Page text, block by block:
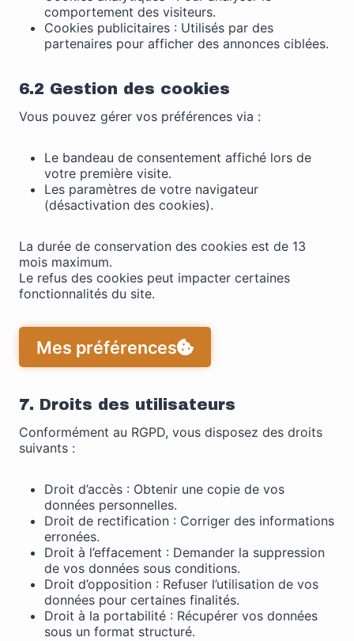
comportement des visiteurs.
Cookies publicitaires : Utilisés par des
partenaires pour afficher des annonces ciblées.
6.2 Gestion des cookies
Vous pouvez gérer vos préférences via :
Le bandeau de consentement affiché lors de
votre première visite.
Les paramètres de votre navigateur
(désactivation des cookies).
La durée de conservation des cookies est de 13
mois maximum.
Le refus des cookies peut impacter certaines
fonctionnalités du site.
Mes préférences
7. Droits des utilisateurs
Conformément au RGPD, vous disposez des droits
suivants :
Droit d’accès : Obtenir une copie de vos
données personnelles.
Droit de rectification : Corriger des informations
erronées.
Droit à l’effacement : Demander la suppression
de vos données sous conditions.
Droit d’opposition : Refuser l’utilisation de vos
données pour certaines finalités.
Droit à la portabilité : Récupérer vos données
sous un format structuré.